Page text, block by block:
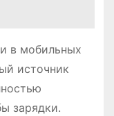
в мобильных
источник
зарядки.